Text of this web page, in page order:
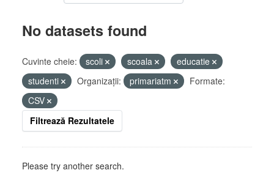
No datasets found
Cuvinte cheie: scoli scoala
educatie
studenti
Organizații: primariatm
Formate:
CSV
Filtrează Rezultatele
Please try another search.